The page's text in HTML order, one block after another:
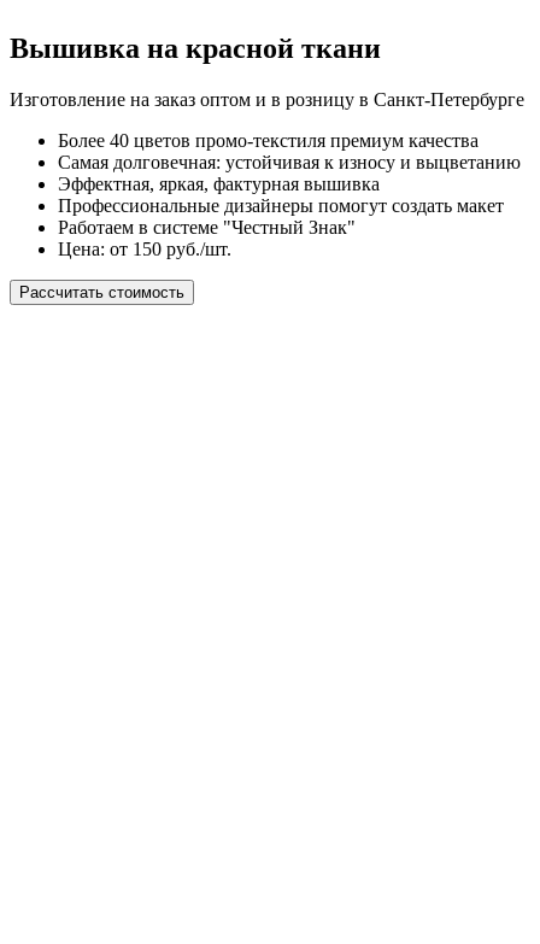
Вышивка на красной ткани
Изготовление на заказ оптом и в розницу в Санкт-Петербурге
Более 40 цветов промо-текстиля премиум качества
Самая долговечная: устойчивая к износу и выцветанию
Эффектная, яркая, фактурная вышивка
Профессиональные дизайнеры помогут создать макет
Работаем в системе "Честный Знак"
Цена: от 150 руб./шт.
Рассчитать стоимость